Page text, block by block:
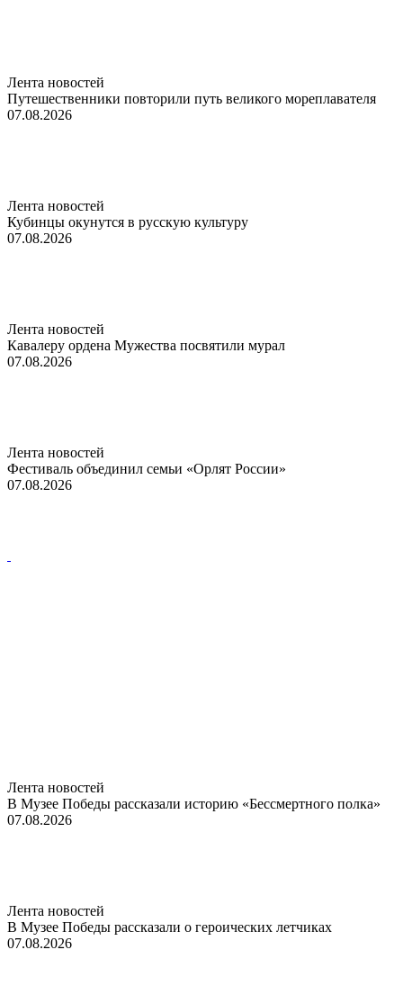
Лента новостей
Путешественники повторили путь великого мореплавателя
07.08.2026
Лента новостей
Кубинцы окунутся в русскую культуру
07.08.2026
Лента новостей
Кавалеру ордена Мужества посвятили мурал
07.08.2026
Лента новостей
Фестиваль объединил семьи «Орлят России»
07.08.2026
Лента новостей
В Музее Победы рассказали историю «Бессмертного полка»
07.08.2026
Лента новостей
В Музее Победы рассказали о героических летчиках
07.08.2026